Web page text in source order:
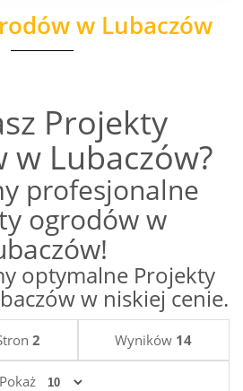
w Lubaczów
Projekty
Lubaczów?
profesjonalne
ogrodów w
optymalne Projekty
w niskiej cenie.
2 Wyników 14
Pokaż